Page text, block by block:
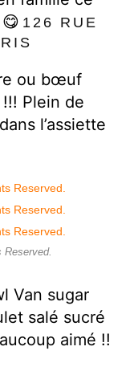
126 RUE
ou bœuf
Plein de
l’assiette
Van sugar
salé sucré
aimé !!